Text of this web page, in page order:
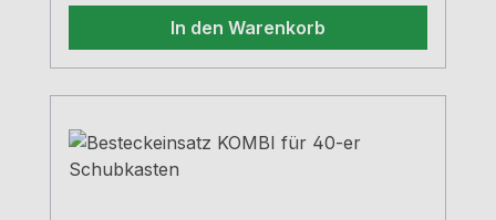
In den Warenkorb